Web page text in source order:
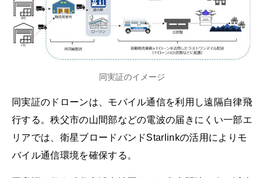
同実証のイメージ
同実証のドローンは、モバイル通信を利用し遠隔自律飛
行する。秩父市の山間部などの電波の届きにくい一部エ
リアでは、衛星ブロードバンドStarlinkの活用によりモ
バイル通信環境を確保する。